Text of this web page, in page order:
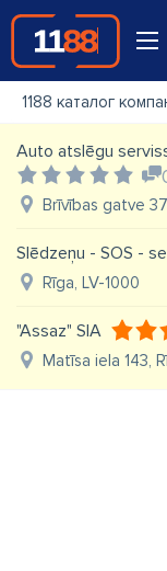
1188 каталог
Auto atslēgu
Brīvības gatve
Slēdzeņu - SOS -
Rīga, LV-1000
"Assaz" SIA
Matīsa iela 143,